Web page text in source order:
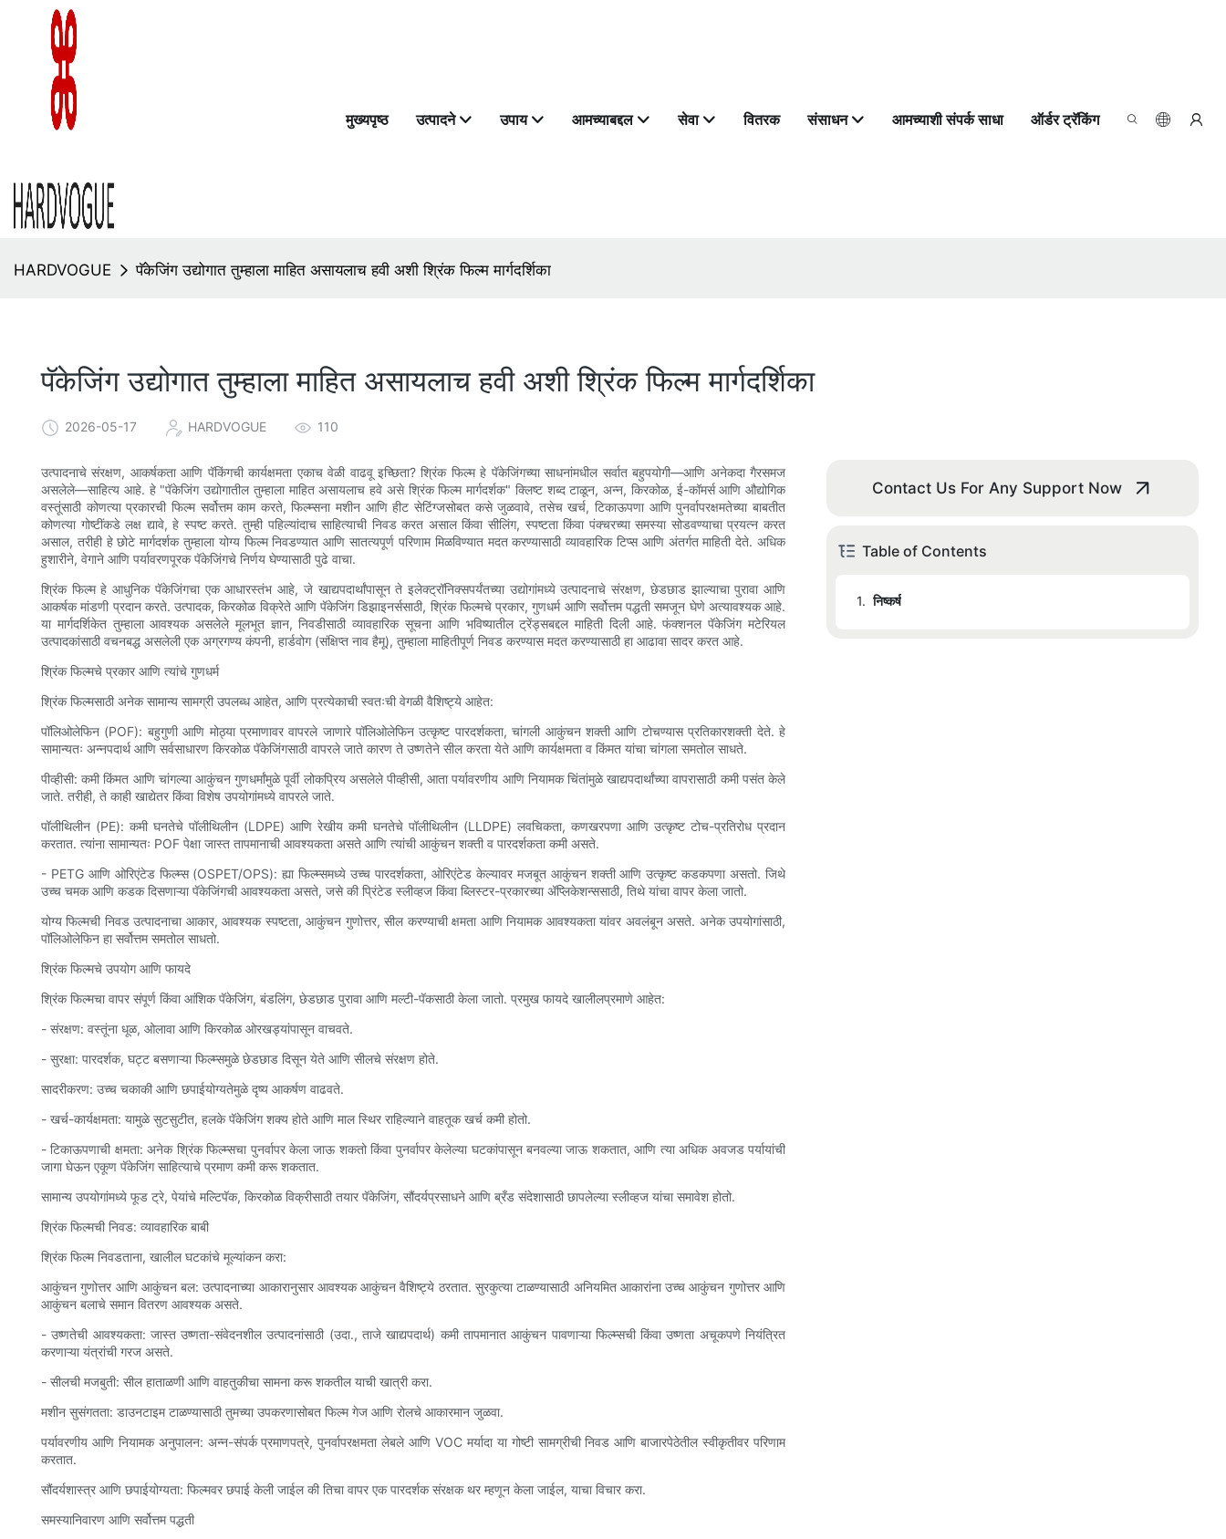
मुख्यपृष्ठ उत्पादने उपाय आमच्याबद्दल सेवा वितरक संसाधन आमच्याशी संपर्क साधा ऑर्डर ट्रॅकिंग
HARDVOGUE पॅकेजिंग उद्योगात तुम्हाला माहित असायलाच हवी अशी श्रिंक फिल्म मार्गदर्शिका
पॅकेजिंग उद्योगात तुम्हाला माहित असायलाच हवी अशी श्रिंक फिल्म मार्गदर्शिका
2026-05-17 HARDVOGUE 110
उत्पादनाचे संरक्षण, आकर्षकता आणि पॅकिंगची कार्यक्षमता एकाच वेळी वाढवू इच्छिता? श्रिंक फिल्म हे पॅकेजिंगच्या साधनांमधील सर्वात बहुपयोगी—आणि अनेकदा गैरसमज
असलेले—साहित्य आहे. हे "पॅकेजिंग उद्योगातील तुम्हाला माहित असायलाच हवे असे श्रिंक फिल्म मार्गदर्शक" क्लिष्ट शब्द टाळून, अन्न, किरकोळ, ई-कॉमर्स आणि औद्योगिक
वस्तूंसाठी कोणत्या प्रकारची फिल्म सर्वोत्तम काम करते, फिल्म्सना मशीन आणि हीट सेटिंग्जसोबत कसे जुळवावे, तसेच खर्च, टिकाऊपणा आणि पुनर्वापरक्षमतेच्या बाबतीत
कोणत्या गोष्टींकडे लक्ष द्यावे, हे स्पष्ट करते. तुम्ही पहिल्यांदाच साहित्याची निवड करत असाल किंवा सीलिंग, स्पष्टता किंवा पंक्चरच्या समस्या सोडवण्याचा प्रयत्न करत
असाल, तरीही हे छोटे मार्गदर्शक तुम्हाला योग्य फिल्म निवडण्यात आणि सातत्यपूर्ण परिणाम मिळविण्यात मदत करण्यासाठी व्यावहारिक टिप्स आणि अंतर्गत माहिती देते. अधिक
हुशारीने, वेगाने आणि पर्यावरणपूरक पॅकेजिंगचे निर्णय घेण्यासाठी पुढे वाचा.
श्रिंक फिल्म हे आधुनिक पॅकेजिंगचा एक आधारस्तंभ आहे, जे खाद्यपदार्थांपासून ते इलेक्ट्रॉनिक्सपर्यंतच्या उद्योगांमध्ये उत्पादनाचे संरक्षण, छेडछाड झाल्याचा पुरावा आणि
आकर्षक मांडणी प्रदान करते. उत्पादक, किरकोळ विक्रेते आणि पॅकेजिंग डिझाइनर्ससाठी, श्रिंक फिल्मचे प्रकार, गुणधर्म आणि सर्वोत्तम पद्धती समजून घेणे अत्यावश्यक आहे.
या मार्गदर्शिकेत तुम्हाला आवश्यक असलेले मूलभूत ज्ञान, निवडीसाठी व्यावहारिक सूचना आणि भविष्यातील ट्रेंड्सबद्दल माहिती दिली आहे. फंक्शनल पॅकेजिंग मटेरियल
उत्पादकांसाठी वचनबद्ध असलेली एक अग्रगण्य कंपनी, हार्डवोग (संक्षिप्त नाव हैमू), तुम्हाला माहितीपूर्ण निवड करण्यास मदत करण्यासाठी हा आढावा सादर करत आहे.
श्रिंक फिल्मचे प्रकार आणि त्यांचे गुणधर्म
श्रिंक फिल्मसाठी अनेक सामान्य सामग्री उपलब्ध आहेत, आणि प्रत्येकाची स्वतःची वेगळी वैशिष्ट्ये आहेत:
पॉलिओलेफिन (POF): बहुगुणी आणि मोठ्या प्रमाणावर वापरले जाणारे पॉलिओलेफिन उत्कृष्ट पारदर्शकता, चांगली आकुंचन शक्ती आणि टोचण्यास प्रतिकारशक्ती देते. हे
सामान्यतः अन्नपदार्थ आणि सर्वसाधारण किरकोळ पॅकेजिंगसाठी वापरले जाते कारण ते उष्णतेने सील करता येते आणि कार्यक्षमता व किंमत यांचा चांगला समतोल साधते.
पीव्हीसी: कमी किंमत आणि चांगल्या आकुंचन गुणधर्मांमुळे पूर्वी लोकप्रिय असलेले पीव्हीसी, आता पर्यावरणीय आणि नियामक चिंतांमुळे खाद्यपदार्थांच्या वापरासाठी कमी पसंत केले
जाते. तरीही, ते काही खाद्येतर किंवा विशेष उपयोगांमध्ये वापरले जाते.
पॉलीथिलीन (PE): कमी घनतेचे पॉलीथिलीन (LDPE) आणि रेखीय कमी घनतेचे पॉलीथिलीन (LLDPE) लवचिकता, कणखरपणा आणि उत्कृष्ट टोच-प्रतिरोध प्रदान
करतात. त्यांना सामान्यतः POF पेक्षा जास्त तापमानाची आवश्यकता असते आणि त्यांची आकुंचन शक्ती व पारदर्शकता कमी असते.
- PETG आणि ओरिएंटेड फिल्म्स (OSPET/OPS): ह्या फिल्म्समध्ये उच्च पारदर्शकता, ओरिएंटेड केल्यावर मजबूत आकुंचन शक्ती आणि उत्कृष्ट कडकपणा असतो. जिथे
उच्च चमक आणि कडक दिसणाऱ्या पॅकेजिंगची आवश्यकता असते, जसे की प्रिंटेड स्लीव्हज किंवा ब्लिस्टर-प्रकारच्या ॲप्लिकेशन्ससाठी, तिथे यांचा वापर केला जातो.
योग्य फिल्मची निवड उत्पादनाचा आकार, आवश्यक स्पष्टता, आकुंचन गुणोत्तर, सील करण्याची क्षमता आणि नियामक आवश्यकता यांवर अवलंबून असते. अनेक उपयोगांसाठी,
पॉलिओलेफिन हा सर्वोत्तम समतोल साधतो.
श्रिंक फिल्मचे उपयोग आणि फायदे
श्रिंक फिल्मचा वापर संपूर्ण किंवा आंशिक पॅकेजिंग, बंडलिंग, छेडछाड पुरावा आणि मल्टी-पॅकसाठी केला जातो. प्रमुख फायदे खालीलप्रमाणे आहेत:
- संरक्षण: वस्तूंना धूळ, ओलावा आणि किरकोळ ओरखड्यांपासून वाचवते.
- सुरक्षा: पारदर्शक, घट्ट बसणाऱ्या फिल्म्समुळे छेडछाड दिसून येते आणि सीलचे संरक्षण होते.
सादरीकरण: उच्च चकाकी आणि छपाईयोग्यतेमुळे दृष्य आकर्षण वाढवते.
- खर्च-कार्यक्षमता: यामुळे सुटसुटीत, हलके पॅकेजिंग शक्य होते आणि माल स्थिर राहिल्याने वाहतूक खर्च कमी होतो.
- टिकाऊपणाची क्षमता: अनेक श्रिंक फिल्म्सचा पुनर्वापर केला जाऊ शकतो किंवा पुनर्वापर केलेल्या घटकांपासून बनवल्या जाऊ शकतात, आणि त्या अधिक अवजड पर्यायांची
जागा घेऊन एकूण पॅकेजिंग साहित्याचे प्रमाण कमी करू शकतात.
सामान्य उपयोगांमध्ये फूड ट्रे, पेयांचे मल्टिपॅक, किरकोळ विक्रीसाठी तयार पॅकेजिंग, सौंदर्यप्रसाधने आणि ब्रँड संदेशासाठी छापलेल्या स्लीव्हज यांचा समावेश होतो.
श्रिंक फिल्मची निवड: व्यावहारिक बाबी
श्रिंक फिल्म निवडताना, खालील घटकांचे मूल्यांकन करा:
आकुंचन गुणोत्तर आणि आकुंचन बल: उत्पादनाच्या आकारानुसार आवश्यक आकुंचन वैशिष्ट्ये ठरतात. सुरकुत्या टाळण्यासाठी अनियमित आकारांना उच्च आकुंचन गुणोत्तर आणि
आकुंचन बलाचे समान वितरण आवश्यक असते.
- उष्णतेची आवश्यकता: जास्त उष्णता-संवेदनशील उत्पादनांसाठी (उदा., ताजे खाद्यपदार्थ) कमी तापमानात आकुंचन पावणाऱ्या फिल्म्सची किंवा उष्णता अचूकपणे नियंत्रित
करणाऱ्या यंत्रांची गरज असते.
- सीलची मजबुती: सील हाताळणी आणि वाहतुकीचा सामना करू शकतील याची खात्री करा.
मशीन सुसंगतता: डाउनटाइम टाळण्यासाठी तुमच्या उपकरणासोबत फिल्म गेज आणि रोलचे आकारमान जुळवा.
पर्यावरणीय आणि नियामक अनुपालन: अन्न-संपर्क प्रमाणपत्रे, पुनर्वापरक्षमता लेबले आणि VOC मर्यादा या गोष्टी सामग्रीची निवड आणि बाजारपेठेतील स्वीकृतीवर परिणाम
करतात.
सौंदर्यशास्त्र आणि छपाईयोग्यता: फिल्मवर छपाई केली जाईल की तिचा वापर एक पारदर्शक संरक्षक थर म्हणून केला जाईल, याचा विचार करा.
समस्यानिवारण आणि सर्वोत्तम पद्धती
Contact Us For Any Support Now
Table of Contents
1. निष्कर्ष